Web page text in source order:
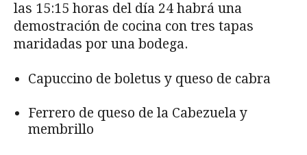
las 15:15 horas del día 24 habrá una
demostración de cocina con tres tapas
maridadas por una bodega.
Capuccino de boletus y queso de cabra
Ferrero de queso de la Cabezuela y
membrillo